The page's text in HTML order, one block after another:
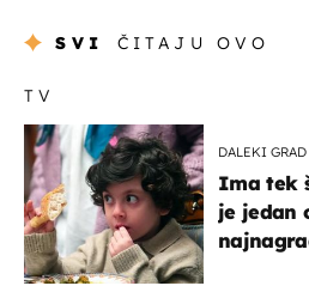
SVI ČITAJU OVO
TV
DALEKI GRAD
Ima tek
je jedan